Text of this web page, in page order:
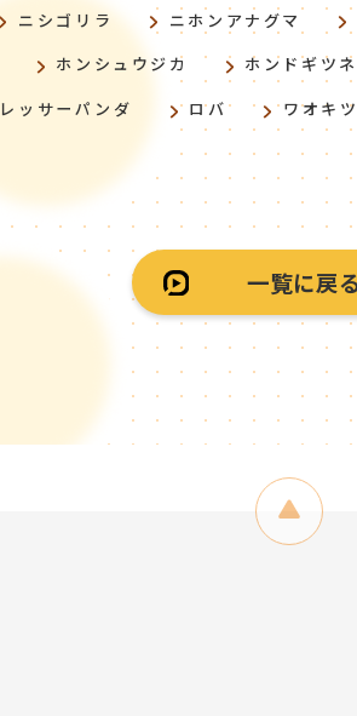
ニシゴリラ ニホンアナグマ
ホンシュウジカ ホンドギツネ
レッサーパンダ ロバ ワオキ
一覧に戻